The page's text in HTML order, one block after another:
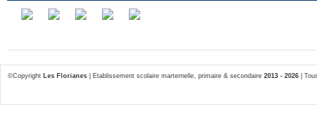
©Copyright Les Florianes | Etablissement scolaire marternelle, primaire & secondaire 2013 - 2026 |